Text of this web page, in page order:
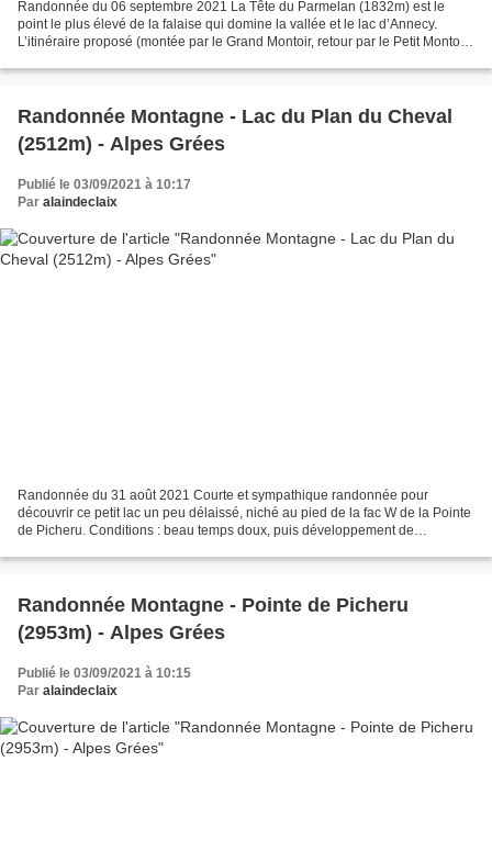
Randonnée du 06 septembre 2021 La Tête du Parmelan (1832m) est le
point le plus élevé de la falaise qui domine la vallée et le lac d’Annecy.
L’itinéraire proposé (montée par le Grand Montoir, retour par le Petit Montoir)
Randonnée Montagne - Lac du Plan du Cheval
(2512m) - Alpes Grées
Publié le 03/09/2021 à 10:17
Par alaindeclaix
Randonnée du 31 août 2021 Courte et sympathique randonnée pour
découvrir ce petit lac un peu délaissé, niché au pied de la fac W de la Pointe
de Picheru. Conditions : beau temps doux, puis développement de
Randonnée Montagne - Pointe de Picheru
(2953m) - Alpes Grées
Publié le 03/09/2021 à 10:15
Par alaindeclaix